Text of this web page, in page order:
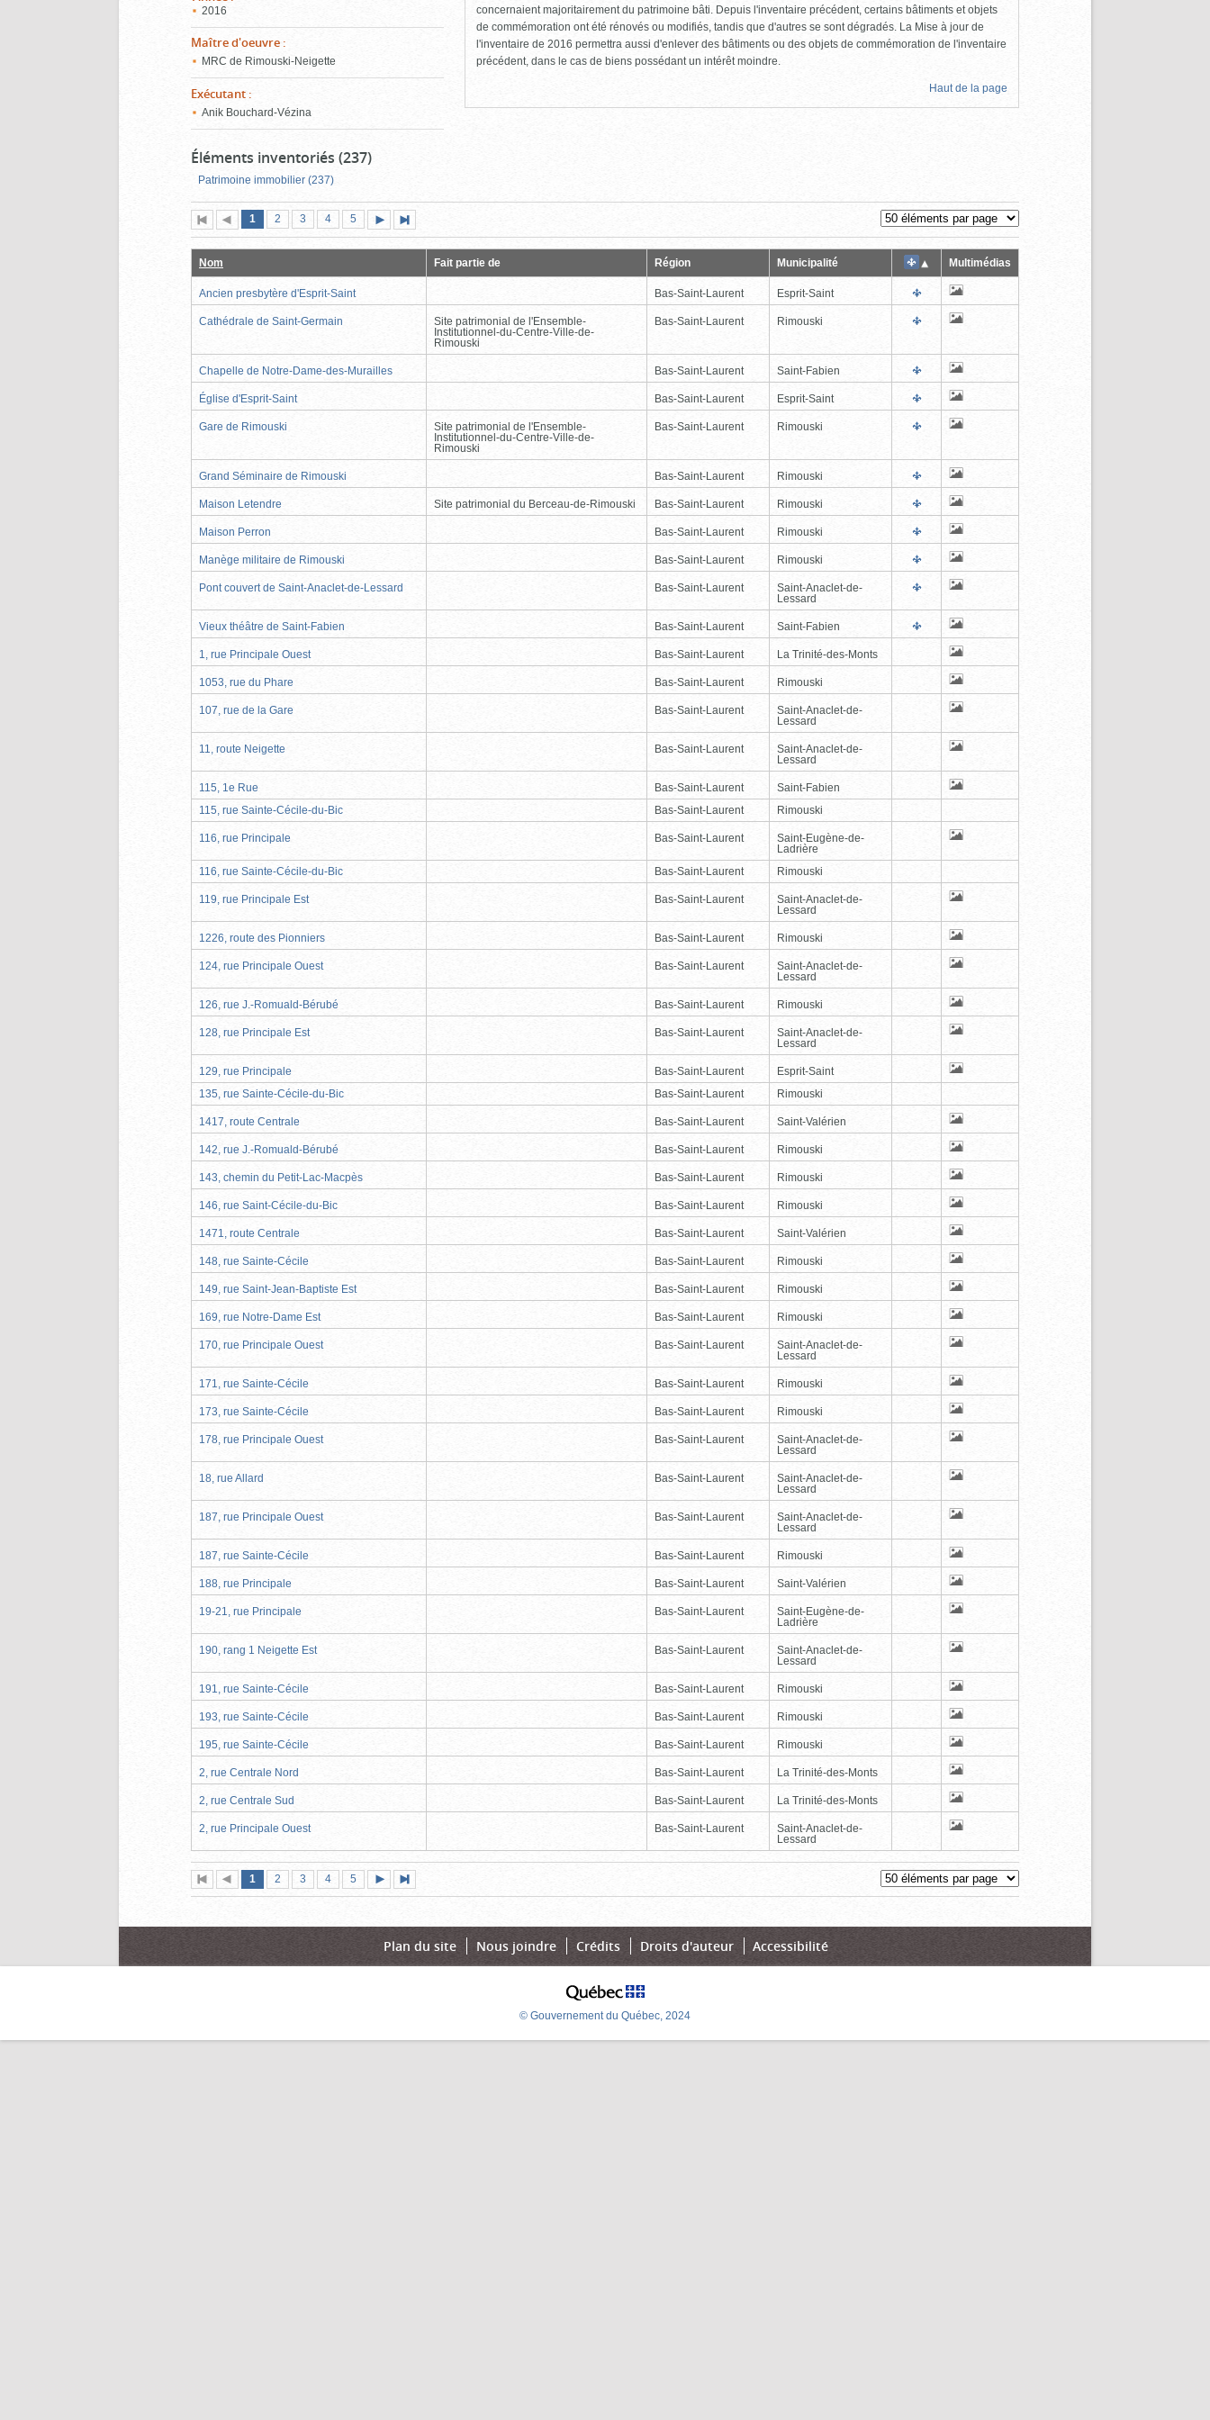
2016
Maître d'oeuvre :
MRC de Rimouski-Neigette
Exécutant :
Anik Bouchard-Vézina
concernaient majoritairement du patrimoine bâti. Depuis l'inventaire précédent, certains bâtiments et objets
de commémoration ont été rénovés ou modifiés, tandis que d'autres se sont dégradés. La Mise à jour de
l'inventaire de 2016 permettra aussi d'enlever des bâtiments ou des objets de commémoration de l'inventaire
précédent, dans le cas de biens possédant un intérêt moindre.
Haut de la page
Éléments inventoriés (237)
Patrimoine immobilier (237)
Première
page
Page
précédente
Page
1 (page
actuelle)
Page
2 Page
3 Page
4 Page
5
suivante
page
Nom Fait partie de Région Municipalité Multimédias
Ancien presbytère d'Esprit-Saint Bas-Saint-Laurent Esprit-Saint
Cathédrale de Saint-Germain
Site patrimonial de l'Ensemble-
Institutionnel-du-Centre-Ville-de-
Rimouski
Bas-Saint-Laurent Rimouski
Chapelle de Notre-Dame-des-Murailles Bas-Saint-Laurent Saint-Fabien
Église d'Esprit-Saint Bas-Saint-Laurent Esprit-Saint
Gare de Rimouski
Site patrimonial de l'Ensemble-
Institutionnel-du-Centre-Ville-de-
Rimouski
Bas-Saint-Laurent Rimouski
Grand Séminaire de Rimouski Bas-Saint-Laurent Rimouski
Maison Letendre Site patrimonial du Berceau-de-Rimouski Bas-Saint-Laurent Rimouski
Maison Perron Bas-Saint-Laurent Rimouski
Manège militaire de Rimouski Bas-Saint-Laurent Rimouski
Pont couvert de Saint-Anaclet-de-Lessard Bas-Saint-Laurent
Saint-Anaclet-de-
Lessard
Vieux théâtre de Saint-Fabien Bas-Saint-Laurent Saint-Fabien
1, rue Principale Ouest Bas-Saint-Laurent La Trinité-des-Monts
1053, rue du Phare Bas-Saint-Laurent Rimouski
107, rue de la Gare Bas-Saint-Laurent
Saint-Anaclet-de-
Lessard
11, route Neigette Bas-Saint-Laurent
Saint-Anaclet-de-
Lessard
115, 1e Rue Bas-Saint-Laurent
Saint-Fabien
115, rue Sainte-Cécile-du-Bic
Bas-Saint-Laurent Rimouski
116, rue Principale Bas-Saint-Laurent
Saint-Eugène-de-
Ladrière
116, rue Sainte-Cécile-du-Bic
Bas-Saint-Laurent Rimouski
119, rue Principale Est Bas-Saint-Laurent
Saint-Anaclet-de-
Lessard
1226, route des Pionniers Bas-Saint-Laurent Rimouski
124, rue Principale Ouest Bas-Saint-Laurent
Saint-Anaclet-de-
Lessard
126, rue J.-Romuald-Bérubé Bas-Saint-Laurent Rimouski
128, rue Principale Est Bas-Saint-Laurent
Saint-Anaclet-de-
Lessard
129, rue Principale Bas-Saint-Laurent
Esprit-Saint
135, rue Sainte-Cécile-du-Bic
Bas-Saint-Laurent Rimouski
1417, route Centrale Bas-Saint-Laurent Saint-Valérien
142, rue J.-Romuald-Bérubé Bas-Saint-Laurent Rimouski
143, chemin du Petit-Lac-Macpès Bas-Saint-Laurent Rimouski
146, rue Saint-Cécile-du-Bic Bas-Saint-Laurent Rimouski
1471, route Centrale Bas-Saint-Laurent Saint-Valérien
148, rue Sainte-Cécile Bas-Saint-Laurent Rimouski
149, rue Saint-Jean-Baptiste Est Bas-Saint-Laurent Rimouski
169, rue Notre-Dame Est Bas-Saint-Laurent Rimouski
170, rue Principale Ouest Bas-Saint-Laurent
Saint-Anaclet-de-
Lessard
171, rue Sainte-Cécile Bas-Saint-Laurent Rimouski
173, rue Sainte-Cécile Bas-Saint-Laurent Rimouski
178, rue Principale Ouest Bas-Saint-Laurent
Saint-Anaclet-de-
Lessard
18, rue Allard Bas-Saint-Laurent
Saint-Anaclet-de-
Lessard
187, rue Principale Ouest Bas-Saint-Laurent
Saint-Anaclet-de-
Lessard
187, rue Sainte-Cécile Bas-Saint-Laurent Rimouski
188, rue Principale Bas-Saint-Laurent Saint-Valérien
19-21, rue Principale Bas-Saint-Laurent
Saint-Eugène-de-
Ladrière
190, rang 1 Neigette Est Bas-Saint-Laurent
Saint-Anaclet-de-
Lessard
191, rue Sainte-Cécile Bas-Saint-Laurent Rimouski
193, rue Sainte-Cécile Bas-Saint-Laurent Rimouski
195, rue Sainte-Cécile Bas-Saint-Laurent Rimouski
2, rue Centrale Nord Bas-Saint-Laurent La Trinité-des-Monts
2, rue Centrale Sud Bas-Saint-Laurent La Trinité-des-Monts
2, rue Principale Ouest Bas-Saint-Laurent
Saint-Anaclet-de-
Lessard
Première
page
Page
précédente
Page
1 (page
actuelle)
Page
2 Page
3 Page
4 Page
5
suivante
page
Plan du site Nous joindre Crédits Droits d'auteur Accessibilité
© Gouvernement du Québec, 2024